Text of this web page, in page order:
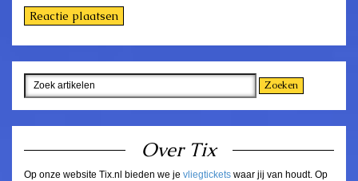
Over Tix
Op onze website Tix.nl bieden we je vliegtickets waar jij van houdt. Op